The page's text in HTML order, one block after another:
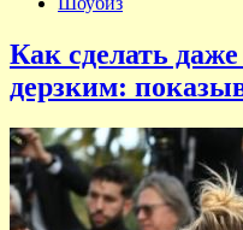
Как сделать
дерзким: